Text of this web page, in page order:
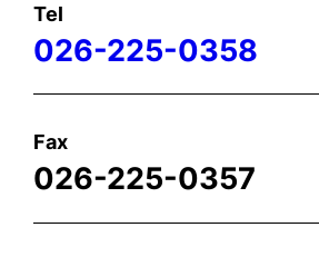
Tel
026-225-0358
Fax
026-225-0357